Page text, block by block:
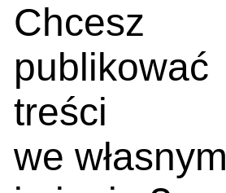
Chcesz
publikować
treści
we własnym